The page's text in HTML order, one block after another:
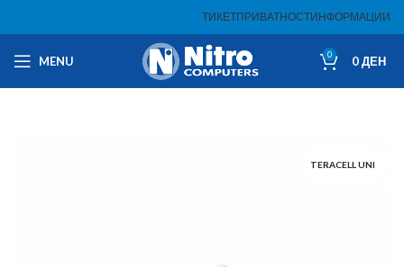
ТИКЕТПРИВАТНОСТИНФОРМАЦИИ
MENU 0 0ДЕН
TERACELL UNI